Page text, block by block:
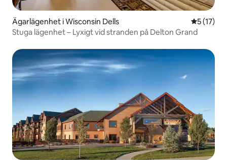
Ägarlägenhet i Wisconsin Dells 5 av 5 i
5 (17)
Stuga lägenhet – Lyxigt vid stranden på Delton Grand